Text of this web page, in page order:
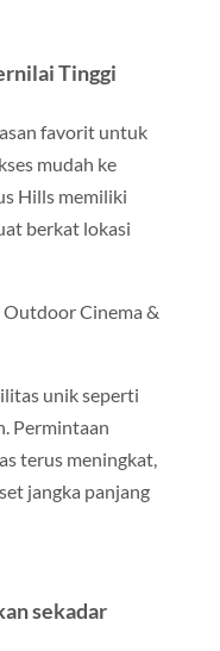
Tinggi
favorit untuk
mudah ke
Hills memiliki
berkat lokasi
Cinema &
unik seperti
Permintaan
terus meningkat,
jangka panjang
sekadar